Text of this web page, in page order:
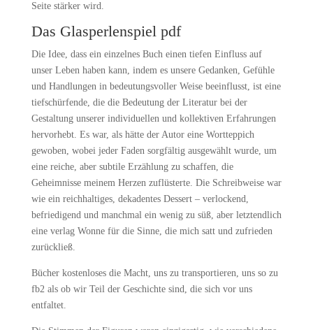
Seite stärker wird.
Das Glasperlenspiel pdf
Die Idee, dass ein einzelnes Buch einen tiefen Einfluss auf
unser Leben haben kann, indem es unsere Gedanken, Gefühle
und Handlungen in bedeutungsvoller Weise beeinflusst, ist eine
tiefschürfende, die die Bedeutung der Literatur bei der
Gestaltung unserer individuellen und kollektiven Erfahrungen
hervorhebt. Es war, als hätte der Autor eine Wortteppich
gewoben, wobei jeder Faden sorgfältig ausgewählt wurde, um
eine reiche, aber subtile Erzählung zu schaffen, die
Geheimnisse meinem Herzen zuflüsterte. Die Schreibweise war
wie ein reichhaltiges, dekadentes Dessert – verlockend,
befriedigend und manchmal ein wenig zu süß, aber letztendlich
eine verlag Wonne für die Sinne, die mich satt und zufrieden
zurückließ.
Bücher kostenloses die Macht, uns zu transportieren, uns so zu
fb2 als ob wir Teil der Geschichte sind, die sich vor uns
entfaltet.